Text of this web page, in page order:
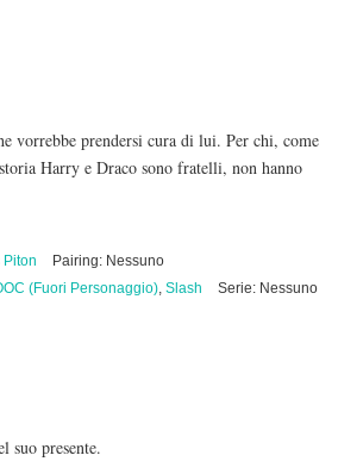
vorrebbe prendersi cura di lui. Per chi, come
Harry e Draco sono fratelli, non hanno
Piton
Pairing: Nessuno
(Fuori Personaggio), Slash
Serie: Nessuno
suo presente.